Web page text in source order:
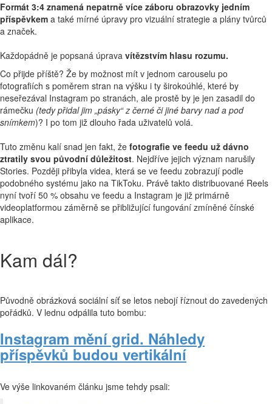
Formát 3:4 znamená nepatrně více záboru obrazovky jedním
příspěvkem a také mírné úpravy pro vizuální strategie a plány tvůrců
a značek.
Každopádně je popsaná úprava vítězstvím hlasu rozumu.
Co přijde příště? Že by možnost mít v jednom carouselu po
fotografiích s poměrem stran na výšku i ty širokoúhlé, které by
neseřezával Instagram po stranách, ale prostě by je jen zasadil do
rámečku (tedy přidal jim „pásky“ z černé či jiné barvy nad a pod
snímkem)? I po tom již dlouho řada uživatelů volá.
Tuto změnu kalí snad jen fakt, že fotografie ve feedu už dávno
ztratily svou původní důležitost. Nejdříve jejich význam narušily
Stories. Později přibyla videa, která se ve feedu zobrazují podle
podobného systému jako na TikToku. Právě takto distribuované Reels
nyní tvoří 50 % obsahu ve feedu a Instagram je již primárně
videoplatformou záměrně se přibližující fungování zmíněné čínské
aplikace.
Kam dál?
Původně obrázková sociální síť se letos nebojí říznout do zavedených
pořádků. V lednu odpálila tuto bombu:
Instagram mění grid. Náhledy
příspěvků budou vertikální
Ve výše linkovaném článku jsme tehdy psali: